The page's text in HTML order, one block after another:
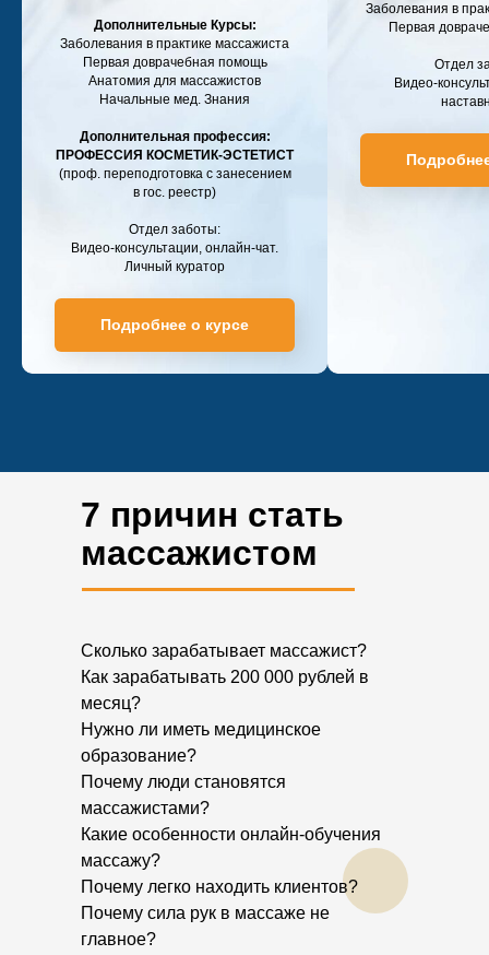
Дополнительные Курсы:
Заболевания в практике массажиста
Первая доврачебная помощь
Анатомия для массажистов
Начальные мед. Знания
Дополнительная профессия:
ПРОФЕССИЯ КОСМЕТИК-ЭСТЕТИСТ
(проф. переподготовка с занесением
в гос. реестр)
Отдел заботы:
Видео-консультации, онлайн-чат.
Личный куратор
Подробнее о курсе
Заболевания в
Первая
Отдел
Видео-
7 причин стать
массажистом
Сколько зарабатывает массажист?
Как зарабатывать 200 000 рублей в
месяц?
Нужно ли иметь медицинское
образование?
Почему люди становятся
массажистами?
Какие особенности онлайн-обучения
массажу?
Почему легко находить клиентов?
Почему сила рук в массаже не